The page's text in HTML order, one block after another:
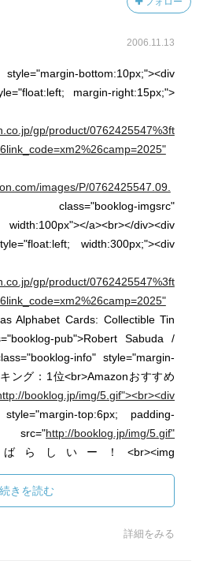
2006.11.13
bottom:10px;"><div
margin-right:15px;">
gp/product/0762425547%3ft
images/P/0762425547.09.
imgsrc"
a><br></div><div
width:300px;"><div
gp/product/0762425547%3ft
Alphabet Cards: Collectible Tin
pub">Robert Sabuda /
info" style="margin-
ング：1位<br>Amazonおすすめ
booklog.jp/img/5.gif"><br><div
style="margin-top:6px; padding-
src="http://booklog.jp/img/5.gif"
すばらしいー！<br><img
ント (^_^)v<br><img
5.gif"align="absmiddle">クリス
div><div class="booklog-link"
続きを読む
詳細をみる